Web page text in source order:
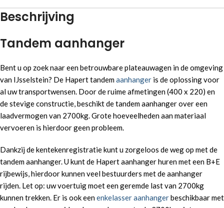
Beschrijving
Tandem aanhanger
Bent u op zoek naar een betrouwbare plateauwagen in de omgeving
van IJsselstein? De Hapert tandemaanhanger is de oplossing voor
al uw transportwensen. Door de ruime afmetingen (400 x 220) en
de stevige constructie, beschikt de tandem aanhanger over een
laadvermogen van 2700kg. Grote hoeveelheden aan materiaal
vervoeren is hierdoor geen probleem.
Dankzij de kentekenregistratie kunt u zorgeloos de weg op met de
tandem aanhanger. U kunt de Hapert aanhanger huren met een B+E
rijbewijs, hierdoor kunnen veel bestuurders met de aanhanger
rijden. Let op: uw voertuig moet een geremde last van 2700kg
kunnen trekken. Er is ook eenenkelasser aanhangerbeschikbaar met